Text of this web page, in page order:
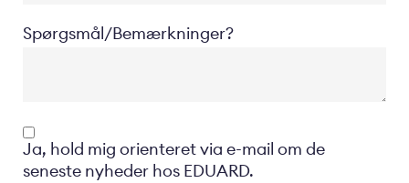
Spørgsmål/Bemærkninger?
Opt-
in
Ja, hold mig orienteret via e-mail om de
seneste nyheder hos EDUARD.